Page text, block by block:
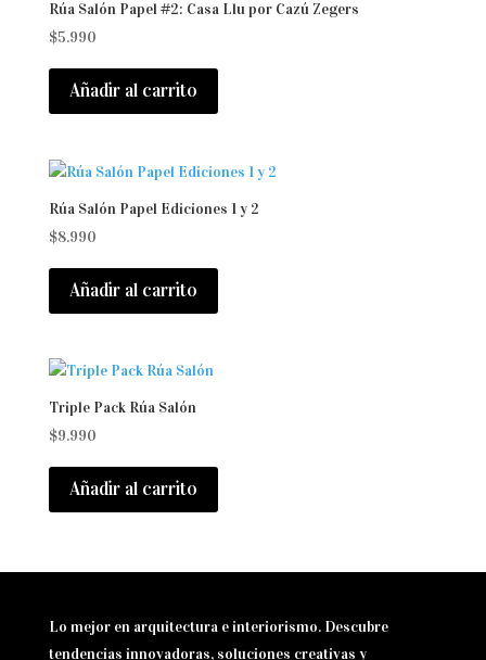
Rúa Salón Papel #2: Casa Llu por Cazú Zegers
$5.990
Añadir al carrito
Rúa Salón Papel Ediciones 1 y 2
$8.990
Añadir al carrito
Triple Pack Rúa Salón
$9.990
Añadir al carrito
Lo mejor en arquitectura e interiorismo. Descubre
tendencias innovadoras, soluciones creativas y